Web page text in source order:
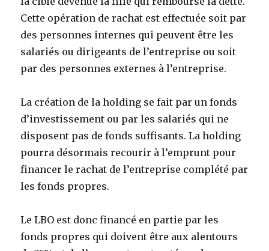
Cette opération de rachat est effectuée soit par
des personnes internes qui peuvent être les
salariés ou dirigeants de l’entreprise ou soit
par des personnes externes à l’entreprise.
La création de la holding se fait par un fonds
d’investissement ou par les salariés qui ne
disposent pas de fonds suffisants. La holding
pourra désormais recourir à l’emprunt pour
financer le rachat de l’entreprise complété par
les fonds propres.
Le LBO est donc financé en partie par les
fonds propres qui doivent être aux alentours